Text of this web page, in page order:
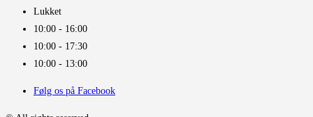
Lukket
10:00 - 16:00​
10:00 - 17:30
10:00 - 13:00
Følg os på Facebook